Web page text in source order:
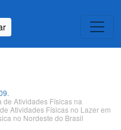
de Atividades Físicas na
Atividades Físicas no Lazer em
no Nordeste do Brasil